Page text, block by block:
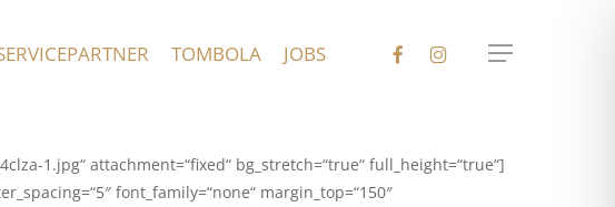
TOMBOLA JOBS FACEBOOKINSTAGRAM
Menu
1.jpg“ attachment=“fixed“ bg_stretch=“true“ full_height=“true“]
font_family=“none“ margin_top=“150″